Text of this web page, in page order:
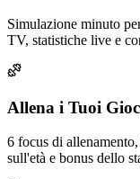
Simulazione minuto
TV, statistiche live e
Allena i Tuoi
6 focus di
sull'età e bonus dello